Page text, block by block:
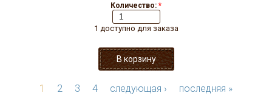
Количество: *
1 доступно для заказа
1 2 3 4 следующая › последняя »